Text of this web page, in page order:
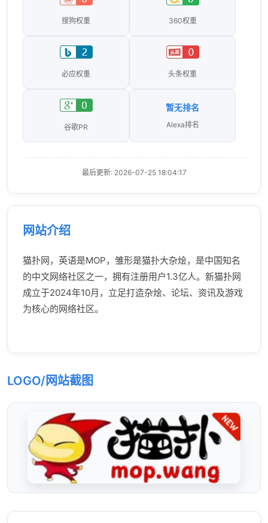
搜狗权重 360权重
必应权重 头条权重
谷歌PR
暂无排名
Alexa排名
最后更新: 2026-07-25 18:04:17
网站介绍
猫扑网，英语是MOP，雏形是猫扑大杂烩，是中国知名
的中文网络社区之一，拥有注册用户1.3亿人。新猫扑网
成立于2024年10月，立足打造杂烩、论坛、资讯及游戏
为核心的网络社区。
LOGO/网站截图